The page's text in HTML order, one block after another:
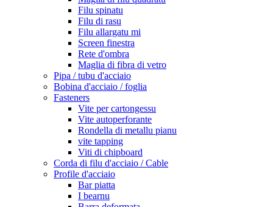
Filu spinatu
Filu di rasu
Filu allargatu mi
Screen finestra
Rete d'ombra
Maglia di fibra di vetro
Pipa / tubu d'acciaio
Bobina d'acciaio / foglia
Fasteners
Vite per cartongessu
Vite autoperforante
Rondella di metallu pianu
vite tapping
Viti di chipboard
Corda di filu d'acciaio / Cable
Profile d'acciaio
Bar piatta
I bearnu